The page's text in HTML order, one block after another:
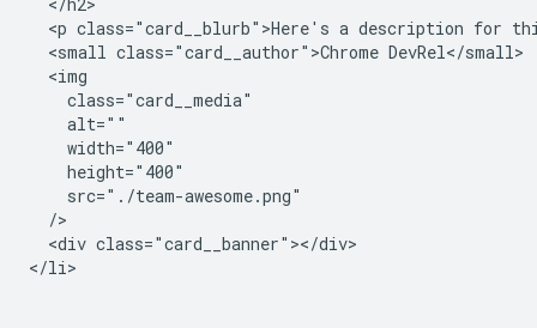
<p class="card__blurb">Here's a description for
  <small class="card__author">Chrome DevRel</small>
  <img
    class="card__media"
    alt=""
    width="400"
    height="400"
    src="./team-awesome.png"
  />
  <div class="card__banner"></div>
</li>